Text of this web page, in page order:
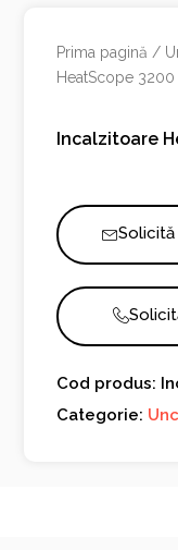
Prima pagină /
HeatScope 3200
Incalzitoare
Cod produs:
Categorie: